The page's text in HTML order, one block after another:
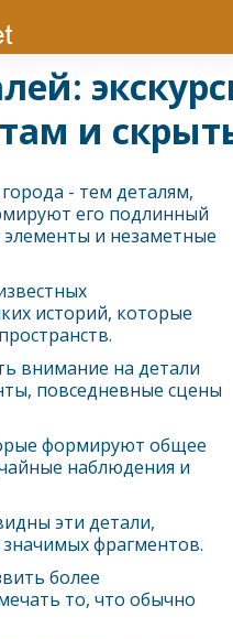
и
- тем деталям,
его подлинный
элементы и незаметные
историй, которые
внимание на детали
повседневные сцены
формируют общее
наблюдения и
эти детали,
фрагментов.
более
то, что обычно